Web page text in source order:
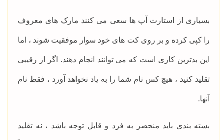
بسیاری از استارت آپ ها سعی می کنند مارک های معروف
را کپی کرده و بر روی کت های خود سوار موفقیت شوند ، اما
این بدترین کاری است که می توانند انجام دهند. اگر از رقیبی
تقلید کنید ، هیچ کس نام شما را به یاد نخواهد آورد ، فقط نام
آنها.
بسته بندی باید منحصر به فرد و قابل توجه باشد ، نه تقلید